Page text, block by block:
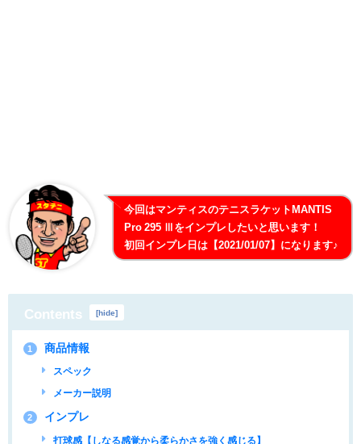
今回はマンティスのテニスラケットMANTIS
Pro 295 Ⅲをインプレしたいと思います！
初回インプレ日は【2021/01/07】になります♪
Contents [hide]
1 商品情報
スペック
メーカー説明
2 インプレ
打球感【しなる感覚から柔らかさを強く感じる】